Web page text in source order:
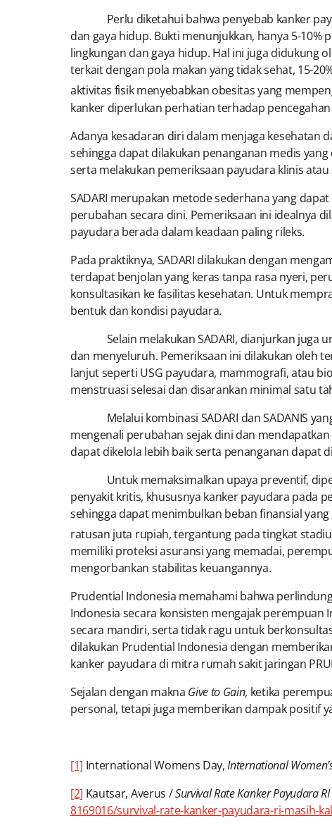
Perlu diketahui bahwa penyebab kanker
dan gaya hidup. Bukti menunjukkan, hanya 5-
lingkungan dan gaya hidup. Hal ini juga didukung
terkait dengan pola makan yang tidak sehat, 15-
aktivitas fisik menyebabkan obesitas yang
kanker diperlukan perhatian terhadap
Adanya kesadaran diri dalam menjaga kesehatan
sehingga dapat dilakukan penanganan medis
serta melakukan pemeriksaan payudara klinis
SADARI merupakan metode sederhana yang
perubahan secara dini. Pemeriksaan ini idealnya
payudara berada dalam keadaan paling rileks.
Pada praktiknya, SADARI dilakukan dengan
terdapat benjolan yang keras tanpa rasa nyeri,
konsultasikan ke fasilitas kesehatan. Untuk
bentuk dan kondisi payudara.
Selain melakukan SADARI, dianjurkan juga
dan menyeluruh. Pemeriksaan ini dilakukan oleh
lanjut seperti USG payudara, mammografi, atau
menstruasi selesai dan disarankan minimal satu
Melalui kombinasi SADARI dan SADANIS
mengenali perubahan sejak dini dan
dapat dikelola lebih baik serta penanganan dapat
Untuk memaksimalkan upaya preventif,
penyakit kritis, khususnya kanker payudara pada
sehingga dapat menimbulkan beban finansial
ratusan juta rupiah, tergantung pada tingkat
memiliki proteksi asuransi yang memadai,
mengorbankan stabilitas keuangannya.
Prudential Indonesia memahami bahwa
Indonesia secara konsisten mengajak
secara mandiri, serta tidak ragu untuk
dilakukan Prudential Indonesia dengan
kanker payudara di mitra rumah sakit jaringan
Sejalan dengan makna Give to Gain, ketika
personal, tetapi juga memberikan dampak positif
[1] International Womens Day,International
[2] Kautsar, Averus /Survival Rate Kanker Payudara
8169016/survival-rate-kanker-payudara-ri-masih-